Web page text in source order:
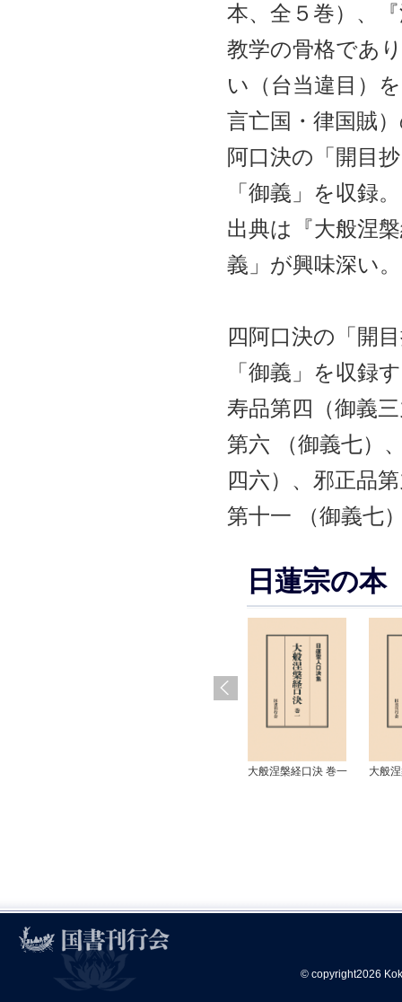
本、全５巻）、
教学の骨格であ
い（台当違目）
言亡国・律国賊
阿口決の「開目
「御義」を収録
出典は『大般涅
義」が興味深い。
四阿口決の「開
「御義」を収録
寿品第四（御義
第六 （御義七）
四六）、邪正品
第十一 （御義七
日蓮宗の本
大般涅槃経口決 巻一 大般
© copyright2026